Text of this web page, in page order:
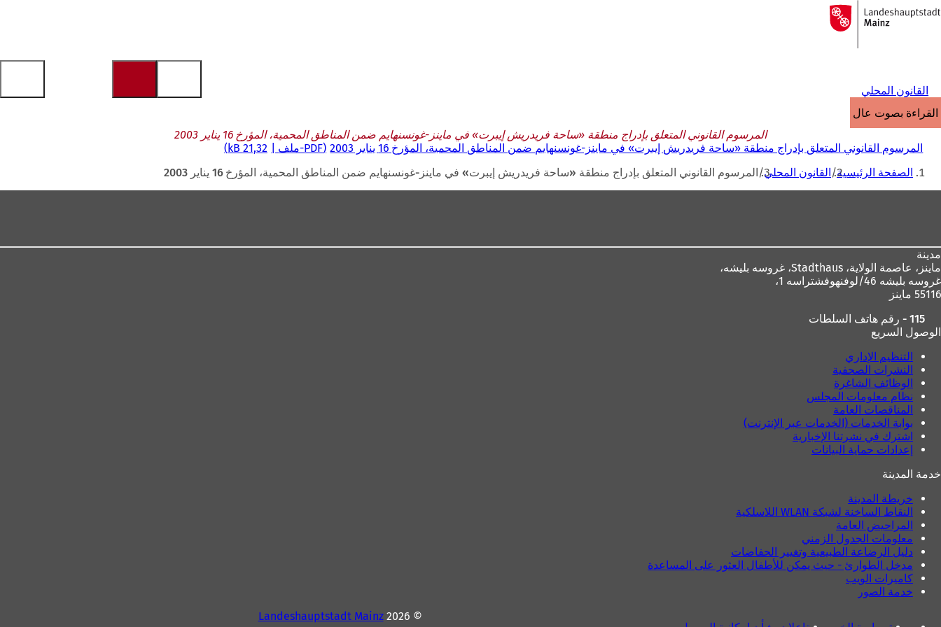
الانتقال إلى المحتوى
إلى
الصفحة
القانون المحلي
القراءة بصوت عالٍ
المرسوم القانوني المتعلق بإدراج منطقة «ساحة فريدريش إيبرت» في ماينز-غونسنهايم ضمن المناطق المحمية، المؤرخ 16 يناير 2003
المرسوم القانوني المتعلق بإدراج منطقة «ساحة فريدريش إيبرت» في ماينز-غونسنهايم ضمن المناطق المحمية، المؤرخ 16 يناير 2003
PDF-ملف 21,32 kB
أنت الصفحة الرئيسية القانون المحلي المرسوم القانوني المتعلق بإدراج منطقة «ساحة فريدريش إيبرت» في ماينز-غونسنهايم ضمن المناطق المحمية، المؤرخ 16 يناير 2003
مدينة
ماينز، عاصمة الولاية،
غروسه بليشه 46/لوفنهوفشتراسه 1،
55116 ماينز
115 - رقم هاتف السلطات
الوصول السريع
التنظيم الإداري
النشرات الصحفية
الوظائف الشاغرة
نظام معلومات المجلس
المناقصات العامة
بوابة الخدمات (الخدمات عبر الإنترنت)
اشترك في نشرتنا الإخبارية
إعدادات حماية البيانات
خدمة المدينة
خريطة المدينة
النقاط الساخنة لشبكة WLAN اللاسلكية
المراحيض العامة
معلومات الجدول الزمني
دليل الرضاعة الطبيعية وتغيير الحفاضات
مدخل الطوارئ - حيث يمكن للأطفال العثور على المساعدة
كاميرات الويب
خدمة الصور
© 2026
Landeshauptstadt Mainz